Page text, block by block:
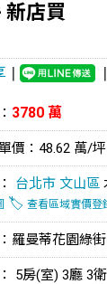
新店買
| |
3780 萬
價：48.62 萬/坪
台北市 文山區
🏷️ 查看區域實價登
羅曼蒂花園綠街
5房(室) 3廳 3